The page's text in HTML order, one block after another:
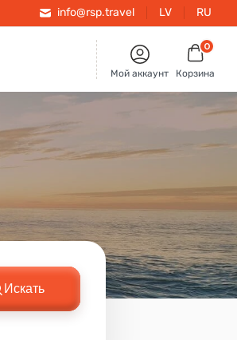
info@rsp.travel LV RU
Мой аккаунт
0
Корзина
Искать